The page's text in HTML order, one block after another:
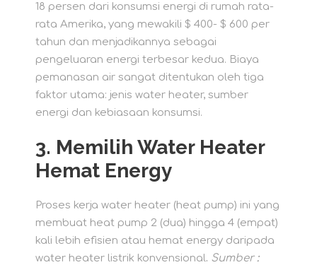
18 persen dari konsumsi energi di rumah rata-
rata Amerika, yang mewakili $ 400- $ 600 per
tahun dan menjadikannya sebagai
pengeluaran energi terbesar kedua. Biaya
pemanasan air sangat ditentukan oleh tiga
faktor utama: jenis water heater, sumber
energi dan kebiasaan konsumsi.
3. Memilih Water Heater
Hemat Energy
Proses kerja water heater (heat pump) ini yang
membuat heat pump 2 (dua) hingga 4 (empat)
kali lebih efisien atau hemat energy daripada
water heater listrik konvensional. Sumber: